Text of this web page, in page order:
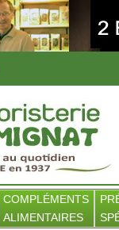
COMPLÉMENTS
ALIMENTAIRES